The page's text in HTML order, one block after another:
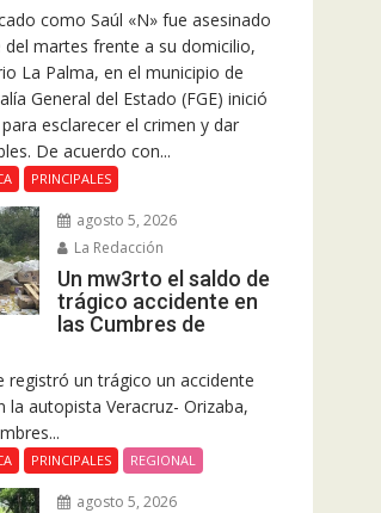
como Saúl «N» fue asesinado
del martes frente a su domicilio,
La Palma, en el municipio de
General del Estado (FGE) inició
esclarecer el crimen y dar
De acuerdo con...
PRINCIPALES
agosto 5, 2026
La Redacción
Un mw3rto el saldo de
trágico accidente en
las Cumbres de
registró un trágico un accidente
la autopista Veracruz- Orizaba,
PRINCIPALES REGIONAL
agosto 5, 2026